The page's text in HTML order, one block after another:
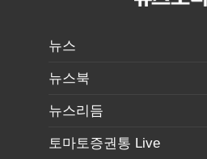
뉴스
뉴스북
뉴스리듬
토마토증권통 Live